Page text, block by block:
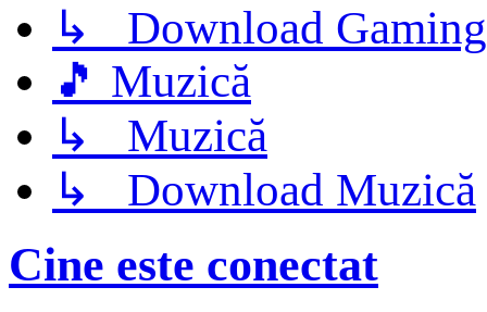
↳ Download Gaming
🎵 Muzică
↳ Muzică
↳ Download Muzică
Cine este conectat